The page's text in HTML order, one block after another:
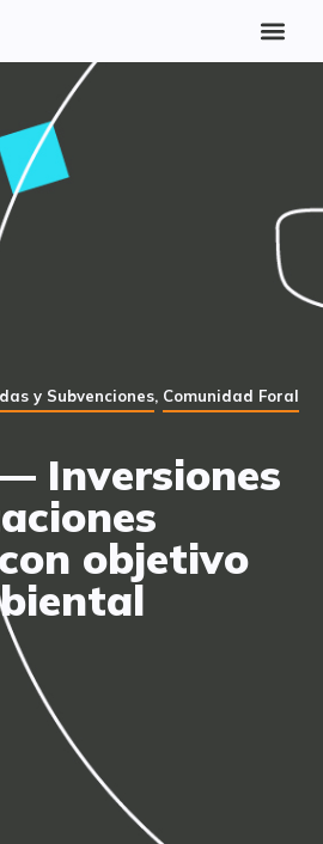
y Subvenciones, Comunidad Foral
Inversiones
objetivo